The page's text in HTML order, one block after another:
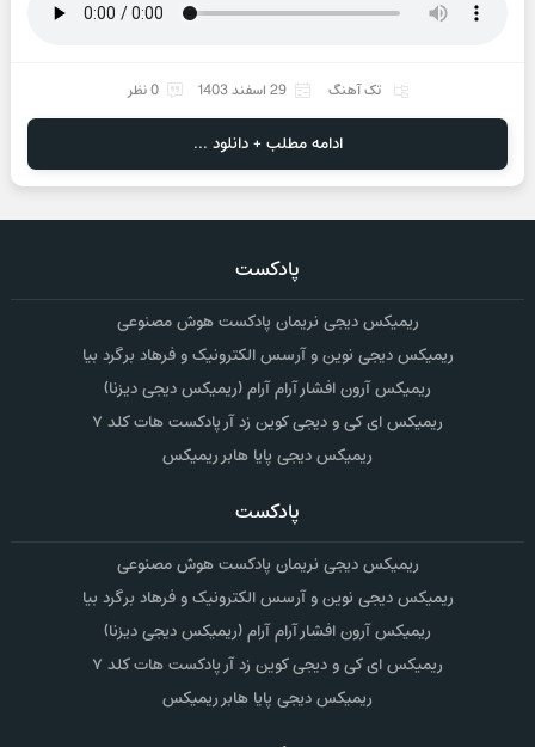
تک آهنگ 29 اسفند 1403 0 نظر
ادامه مطلب + دانلود ...
پادکست
ریمیکس دیجی نریمان پادکست هوش مصنوعی
ریمیکس دیجی نوین و آرسس الکترونیک و فرهاد برگرد بیا
ریمیکس آرون افشار آرام آرام (ریمیکس دیجی دیزنا)
ریمیکس ای کی و دیجی کوین زد آر پادکست هات کلد ۷
ریمیکس دیجی پایا هابر ریمیکس
پادکست
ریمیکس دیجی نریمان پادکست هوش مصنوعی
ریمیکس دیجی نوین و آرسس الکترونیک و فرهاد برگرد بیا
ریمیکس آرون افشار آرام آرام (ریمیکس دیجی دیزنا)
ریمیکس ای کی و دیجی کوین زد آر پادکست هات کلد ۷
ریمیکس دیجی پایا هابر ریمیکس